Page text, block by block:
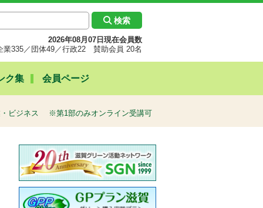
ク集 会員ページ
検索
2026年08月07日現在会員数
業335／団体49／行政22 賛助会員 20名
・ビジネス ※第1部のみオンライン受講可